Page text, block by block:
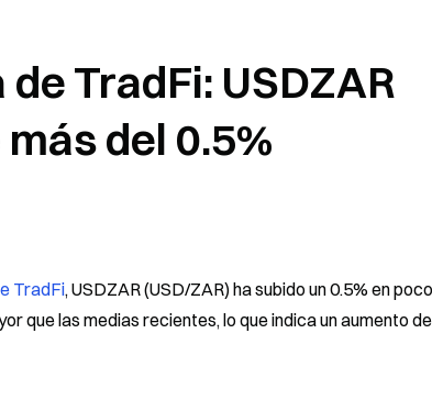
TradFi: USDZAR
del 0.5%
TradFi, USDZAR (USD/ZAR) ha subido un 0.5% en
que las medias recientes, lo que indica un aumento